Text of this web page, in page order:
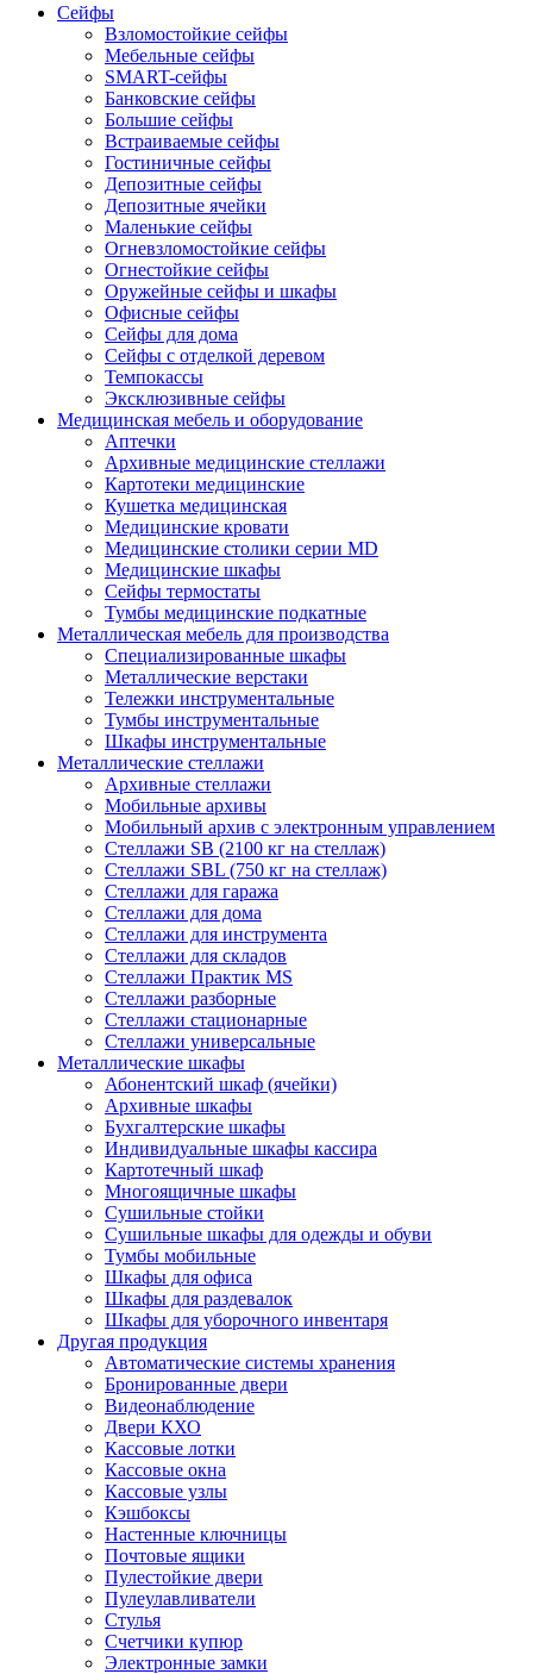
Сейфы
Взломостойкие сейфы
Мебельные сейфы
SMART-сейфы
Банковские сейфы
Большие сейфы
Встраиваемые сейфы
Гостиничные сейфы
Депозитные сейфы
Депозитные ячейки
Маленькие сейфы
Огневзломостойкие сейфы
Огнестойкие сейфы
Оружейные сейфы и шкафы
Офисные сейфы
Сейфы для дома
Сейфы с отделкой деревом
Темпокассы
Эксклюзивные сейфы
Медицинская мебель и оборудование
Аптечки
Архивные медицинские стеллажи
Картотеки медицинские
Кушетка медицинская
Медицинские кровати
Медицинские столики серии MD
Медицинские шкафы
Сейфы термостаты
Тумбы медицинские подкатные
Металлическая мебель для производства
Cпециализированные шкафы
Металлические верстаки
Тележки инструментальные
Тумбы инструментальные
Шкафы инструментальные
Металлические стеллажи
Архивные стеллажи
Мобильные архивы
Мобильный архив с электронным управлением
Стеллажи SB (2100 кг на стеллаж)
Стеллажи SBL (750 кг на стеллаж)
Стеллажи для гаража
Стеллажи для дома
Стеллажи для инструмента
Стеллажи для складов
Стеллажи Практик MS
Стеллажи разборные
Стеллажи стационарные
Стеллажи универсальные
Металлические шкафы
Абонентский шкаф (ячейки)
Архивные шкафы
Бухгалтерские шкафы
Индивидуальные шкафы кассира
Картотечный шкаф
Многоящичные шкафы
Сушильные стойки
Сушильные шкафы для одежды и обуви
Тумбы мобильные
Шкафы для офиса
Шкафы для раздевалок
Шкафы для уборочного инвентаря
Другая продукция
Автоматические системы хранения
Бронированные двери
Видеонаблюдение
Двери КХО
Кассовые лотки
Кассовые окна
Кассовые узлы
Кэшбоксы
Настенные ключницы
Почтовые ящики
Пулестойкие двери
Пулеулавливатели
Стулья
Счетчики купюр
Электронные замки